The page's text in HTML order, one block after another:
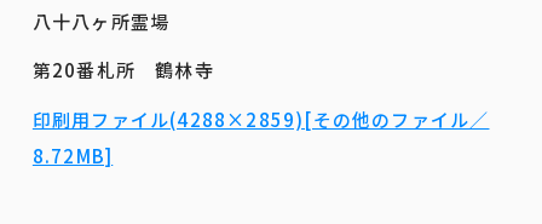
八十八ヶ所霊場
第20番札所 鶴林寺
印刷用ファイル(4288×2859)[その他のファイル／
8.72MB]